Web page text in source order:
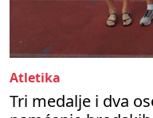
Atletika
Tri medalje i dva